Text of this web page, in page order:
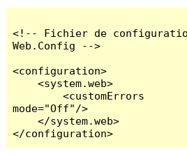
<!-- Fichier de
Web.Config -->
<configuration>
    <system.web>
        <customErrors
mode="Off"/>
    </system.web>
</configuration>